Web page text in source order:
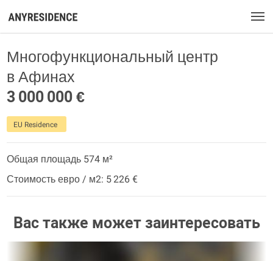
Многофункциональный центр
в Афинах
3 000 000 €
EU Residence
Общая площадь 574 м²
Стоимость евро / м2: 5 226 €
Вас также может заинтересовать